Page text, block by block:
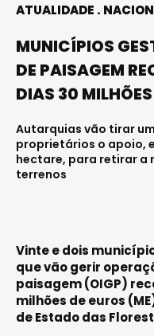
ATUALIDADE
MUNICÍPIOS
DE PAISAGEM
DIAS 30 MILHÕES
Autarquias vão tirar
proprietários o apoio,
hectare, para retirar a
terrenos
Vinte e dois
que vão gerir
paisagem (OIGP)
milhões de euros
de Estado das